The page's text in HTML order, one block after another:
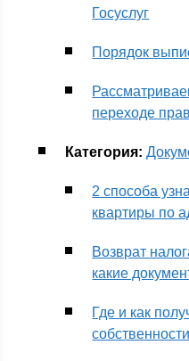
Госуслуг
Порядок
переходе
Категория:
2 способа
квартиры по
Возврат
какие
Где и как